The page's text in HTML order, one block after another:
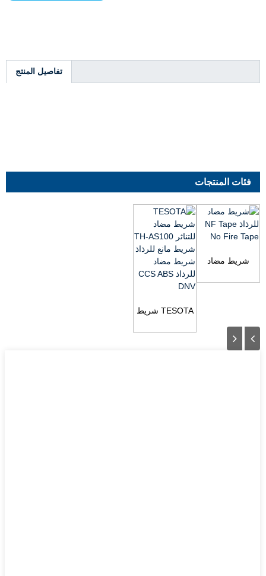
تفاصيل المنتج
فئات المنتجات
شريط مضاد
No Fire Tape
TESOTA شريط
AS100 مانع